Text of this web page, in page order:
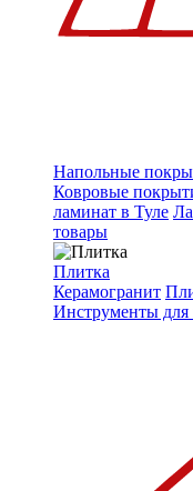
Напольные
Ковровые
ламинат в Туле
товары
Плитка
Керамогранит
Инструменты для